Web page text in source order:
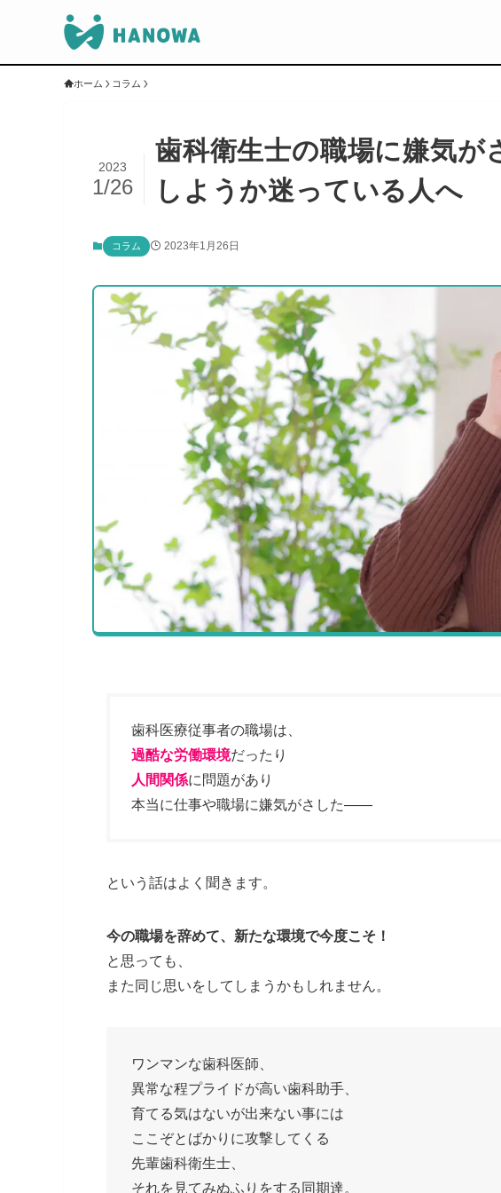
ホーム コラム
歯科衛生士の職場に嫌気が
しようか迷っている人へ
2023
1/26
コラム 2023年1月26日
歯科医療従事者の職場は、
過酷な労働環境だったり
人間関係に問題があり
本当に仕事や職場に嫌気がさした——
という話はよく聞きます。
今の職場を辞めて、新たな環境で今度こそ！
と思っても、
また同じ思いをしてしまうかもしれません。
ワンマンな歯科医師、
異常な程プライドが高い歯科助手、
育てる気はないが出来ない事には
ここぞとばかりに攻撃してくる
先輩歯科衛生士、
それを見てみぬふりをする同期達。